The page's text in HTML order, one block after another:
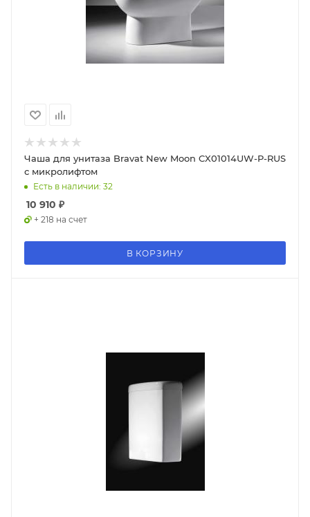
Чаша для унитаза Bravat New Moon CX01014UW-P-RUS
с микролифтом
Есть в наличии: 32
10 910 ₽
+ 218 на счет
В КОРЗИНУ